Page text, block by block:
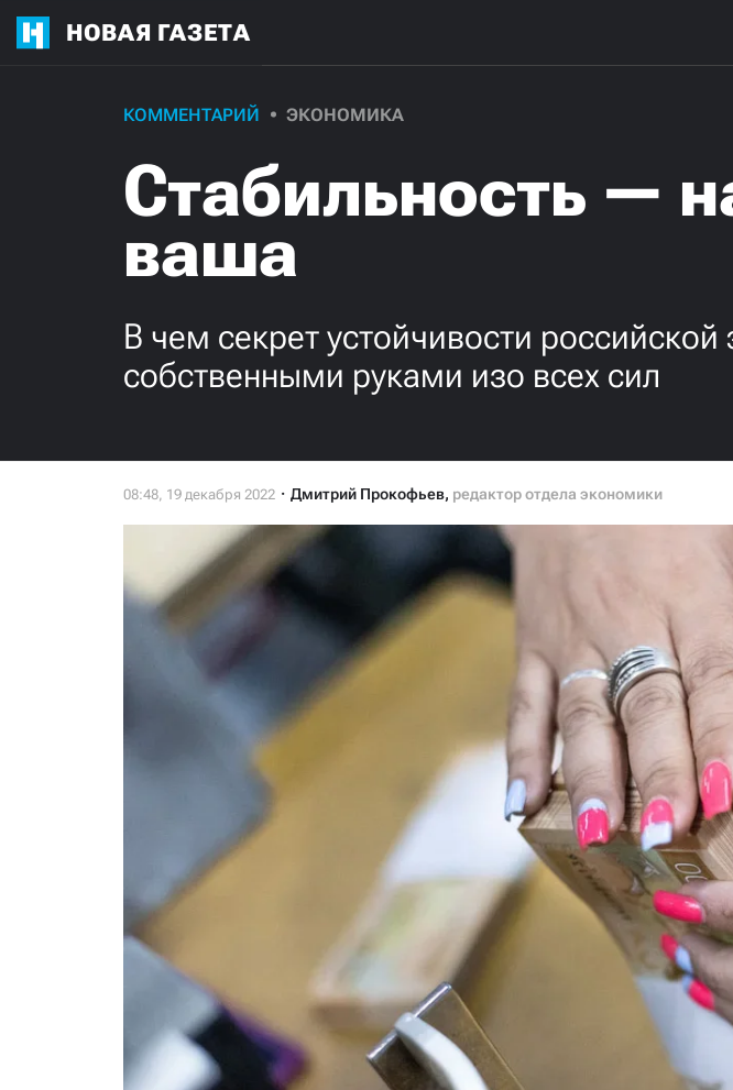
НОВАЯ ГАЗЕТА
КОММЕНТАРИЙ ЭКОНОМИКА
Стабильность —
ваша
В чем секрет устойчивости
собственными руками изо всех сил
Дмитрий Прокофьев, редактор отдела экономики